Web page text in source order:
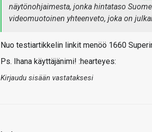
näytönohjaimesta, jonka hintataso
videomuotoinen yhteenveto, joka on
Nuo testiartikkelin linkit menöö 1660
Ps. Ihana käyttäjänimi! :hearteyes:
Kirjaudu sisään vastataksesi